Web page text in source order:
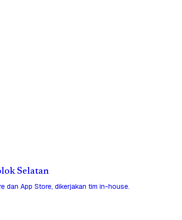
Selatan
dan App Store, dikerjakan tim in-house.